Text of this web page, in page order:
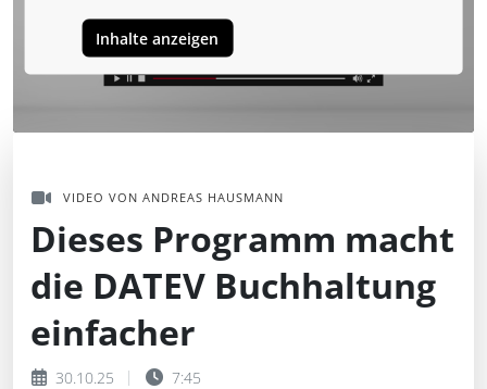
Inhalte anzeigen
VIDEO VON ANDREAS HAUSMANN
Dieses Programm macht
die DATEV Buchhaltung
einfacher
30.10.25 7:45